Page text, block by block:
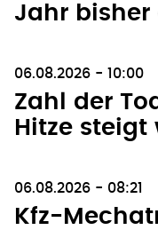
Jahr bisher
06.08.2026 - 10:00
Zahl der
Hitze steigt
06.08.2026 - 08:21
Kfz-